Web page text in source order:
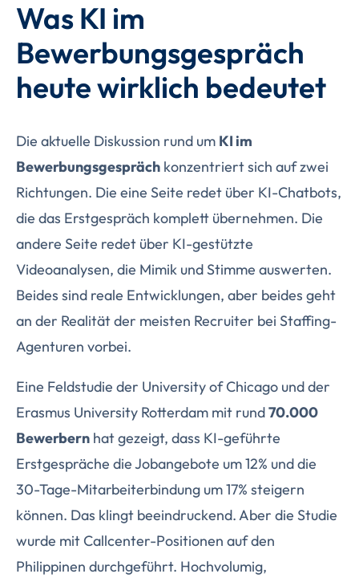
Was KI im
Bewerbungsgespräch
heute wirklich bedeutet
Die aktuelle Diskussion rund um KI im
Bewerbungsgespräch konzentriert sich auf zwei
Richtungen. Die eine Seite redet über KI-Chatbots,
die das Erstgespräch komplett übernehmen. Die
andere Seite redet über KI-gestützte
Videoanalysen, die Mimik und Stimme auswerten.
Beides sind reale Entwicklungen, aber beides geht
an der Realität der meisten Recruiter bei Staffing-
Agenturen vorbei.
Eine Feldstudie der University of Chicago und der
Erasmus University Rotterdam mit rund70.000
Bewerbern hat gezeigt, dass KI-geführte
Erstgespräche die Jobangebote um 12% und die
30-Tage-Mitarbeiterbindung um 17% steigern
können. Das klingt beeindruckend. Aber die Studie
wurde mit Callcenter-Positionen auf den
Philippinen durchgeführt. Hochvolumig,